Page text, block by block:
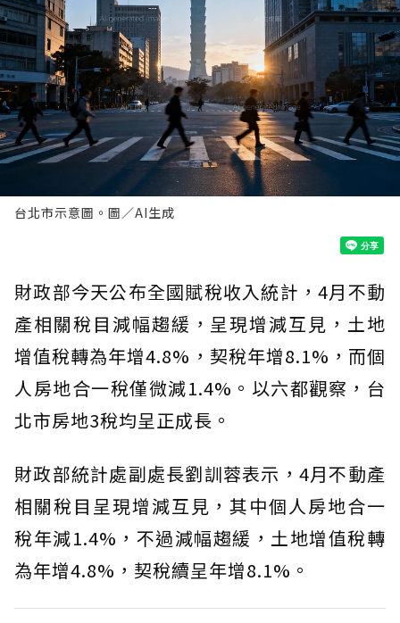
台北市示意圖。圖／AI生成
財政部今天公布全國賦稅收入統計，4月不動
產相關稅目減幅趨緩，呈現增減互見，土地
增值稅轉為年增4.8%，契稅年增8.1%，而個
人房地合一稅僅微減1.4%。以六都觀察，台
北市房地3稅均呈正成長。
財政部統計處副處長劉訓蓉表示，4月不動產
相關稅目呈現增減互見，其中個人房地合一
稅年減1.4%，不過減幅趨緩，土地增值稅轉
為年增4.8%，契稅續呈年增8.1%。